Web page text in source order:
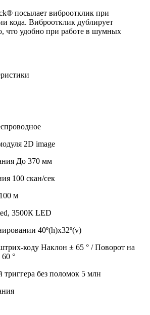
посылает виброотклик при
кода. Виброотклик дублирует
что удобно при работе в шумных
2D image
До 370 мм
100 скан/сек
м
3500К LED
40º(h)x32º(v)
коду Наклон ± 65 ° / Поворот на
°
триггера без поломок 5 млн